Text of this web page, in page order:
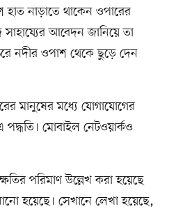
হাত নাড়াতে থাকেন ওপারের
আবেদন জানিয়ে তা
ভরে নদীর ওপাশ থেকে ছুড়ে দেন
মানুষের মধ্যে যোগাযোগের
মোবাইল নেটওয়ার্কও
পরিমাণ উল্লেখ করা হয়েছে
হয়েছে। সেখানে লেখা হয়েছে,